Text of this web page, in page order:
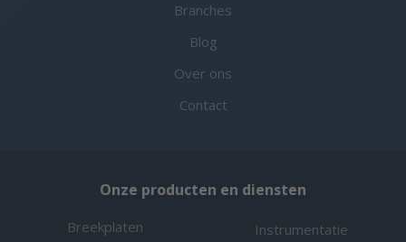
Branches
Blog
Over ons
Contact
Onze producten en diensten
Breekplaten
Instrumentatie